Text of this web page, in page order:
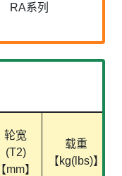
RA系列
轮宽
(T2)
【mm】
载重
【kg(lbs)】